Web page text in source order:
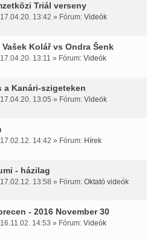
Triál verseny
13:42 » Fórum: Videók
Vašek Kolář vs Ondra Šenk
13:11 » Fórum: Videók
a Kanári-szigeteken
13:05 » Fórum: Videók
14:42 » Fórum: Hírek
- házilag
13:58 » Fórum: Oktató videók
- 2016 November 30
14:53 » Fórum: Videók